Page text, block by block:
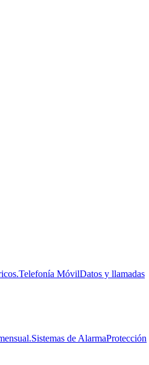
Telefonía MóvilDatos y llamadas
Sistemas de AlarmaProtección